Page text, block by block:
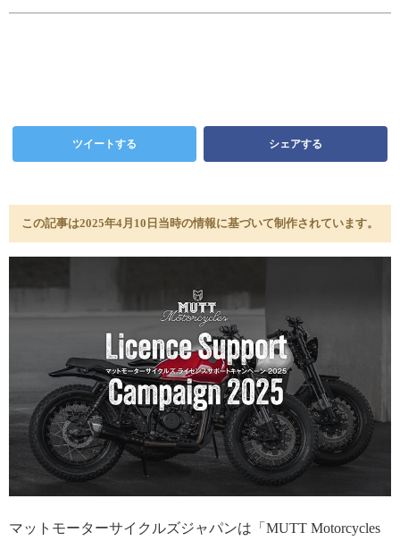
ツイートする シェアする
この記事は2025年4月10日当時の情報に基づいて制作されています。
マットモーターサイクルズジャパンは「MUTT Motorcycles